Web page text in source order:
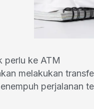
perlu ke ATM
melakukan
perjalanan